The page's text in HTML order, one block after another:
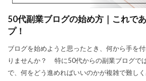
50代副業ブログの始め方｜これで
プ！
ブログを始めようと思ったとき、何から手を
りませんか？ 特に50代からの副業ブログで
で、何をどう進めればいいのかが複雑で難し